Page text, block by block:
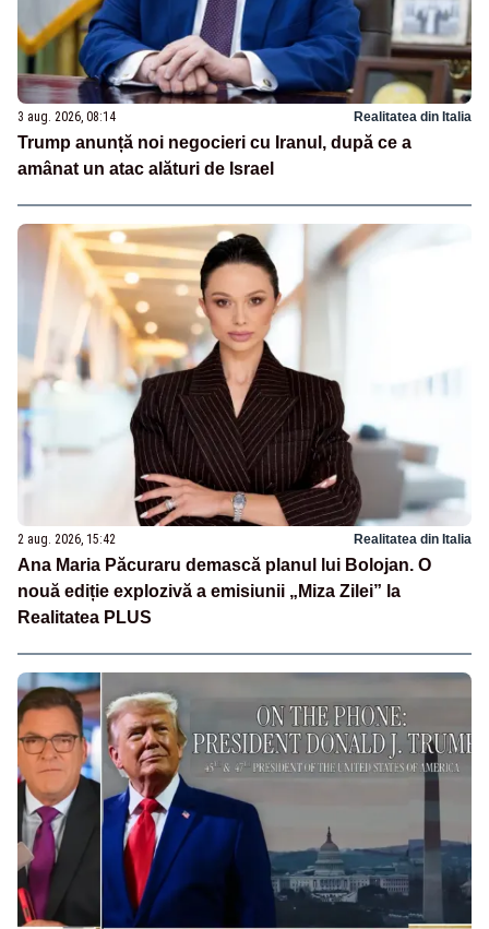
3 aug. 2026, 08:14 Realitatea din Italia
Trump anunță noi negocieri cu Iranul, după ce a
amânat un atac alături de Israel
2 aug. 2026, 15:42 Realitatea din Italia
Ana Maria Păcuraru demască planul lui Bolojan. O
nouă ediție explozivă a emisiunii „Miza Zilei” la
Realitatea PLUS